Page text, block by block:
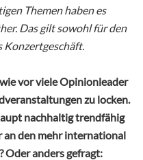
Themen haben es
Das gilt sowohl für den
Konzertgeschäft.
vor viele Opinionleader
zu locken.
nachhaltig trendfähig
an den mehr international
anders gefragt: